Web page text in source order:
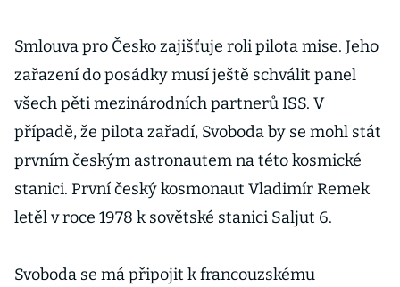
Smlouva pro Česko zajišťuje roli pilota mise. Jeho
zařazení do posádky musí ještě schválit panel
všech pěti mezinárodních partnerů ISS. V
případě, že pilota zařadí, Svoboda by se mohl stát
prvním českým astronautem na této kosmické
stanici. První český kosmonaut Vladimír Remek
letěl v roce 1978 k sovětské stanici Saljut 6.
Svoboda se má připojit k francouzskému